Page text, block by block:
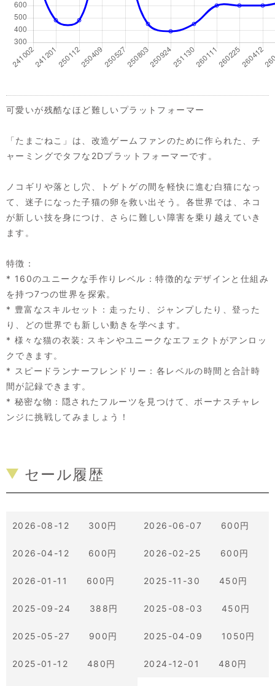
可愛いが残酷なほど難しいプラットフォーマー
「たまごねこ」は、改造ゲームファンのために作られた、チ
ャーミングでタフな2Dプラットフォーマーです。
ノコギリや落とし穴、トゲトゲの間を軽快に進む白猫になっ
て、迷子になった子猫の卵を救い出そう。各世界では、ネコ
が新しい技を身につけ、さらに難しい障害を乗り越えていき
ます。
特徴：
* 160のユニークな手作りレベル：特徴的なデザインと仕組み
を持つ7つの世界を探索。
* 豊富なスキルセット：走ったり、ジャンプしたり、登った
り、どの世界でも新しい動きを学べます。
* 様々な猫の衣装: スキンやユニークなエフェクトがアンロッ
クできます。
* スピードランナーフレンドリー：各レベルの時間と合計時
間が記録できます。
* 秘密な物：隠されたフルーツを見つけて、ボーナスチャレ
ンジに挑戦してみましょう！
セール履歴
2026-08-12 300円 2026-06-07 600円
2026-04-12 600円 2026-02-25 600円
2026-01-11 600円 2025-11-30 450円
2025-09-24 388円 2025-08-03 450円
2025-05-27 900円 2025-04-09 1050円
2025-01-12 480円 2024-12-01 480円